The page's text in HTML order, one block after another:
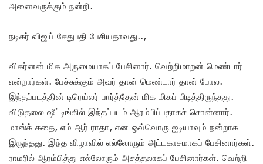
அனைவருக்கும் நன்றி.
நடிகர் விஜய் சேதுபதி பேசியதாவது..,
விகர்னன் மிக அருமையாகப் பேசினார். வெற்றிமாறன் மெண்டார்
என்றார்கள். பேச்சுக்கும் அவர் தான் மெண்டார் தான் போல.
இந்தப்படத்தின் டிரெய்லர் பார்த்தேன் மிக மிகப் பிடித்திருந்தது.
விடுதலை ஷீட்டிங்கில் இந்தப்படம் ஆரம்பிப்பதாகச் சொன்னார்.
மாஸ்க் கதை, எம் ஆர் ராதா, என ஒவ்வொரு ஐடியாவும் நன்றாக
இருந்தது. இந்த விழாவில் எல்லோரும் அட்டகாசமாகப் பேசினார்கள்.
ராமரில் ஆரம்பித்து எல்லோரும் அசத்தலாகப் பேசினார்கள். வெற்றி